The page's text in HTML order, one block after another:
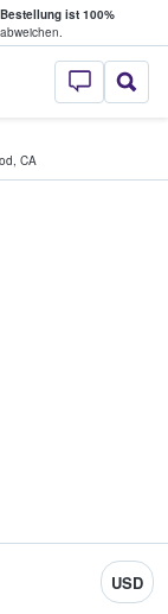
ist 100%
- Wo
, CA
USD